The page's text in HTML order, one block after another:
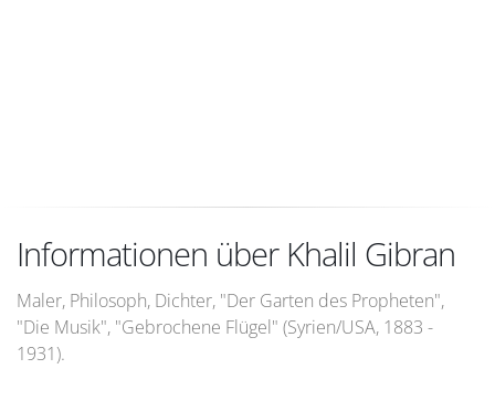
Informationen über Khalil Gibran
Maler, Philosoph, Dichter, "Der Garten des Propheten",
"Die Musik", "Gebrochene Flügel" (Syrien/USA, 1883 -
1931).